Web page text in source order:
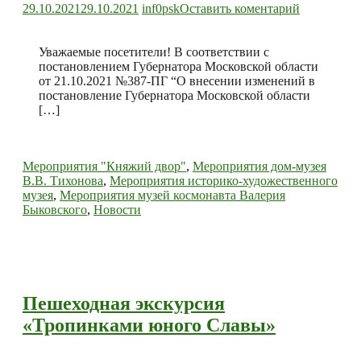
29.10.2021 29.10.2021 inf0pskОставить коментарий
“Павлово-
Посадский
музейно-
октября
по
Уважаемые посетители! В соответствии с
постановлением Губернатора Московской области
от 21.10.2021 №387-ПГ “О внесении изменений в
постановление Губернатора Московской области
[…]
Мероприятия "Княжий двор", Мероприятия дом-музея
В.В. Тихонова, Мероприятия историко-художественного
музея, Мероприятия музей космонавта Валерия
Быковского, Новости
Пешеходная экскурсия
«Тропинками юного Славы»